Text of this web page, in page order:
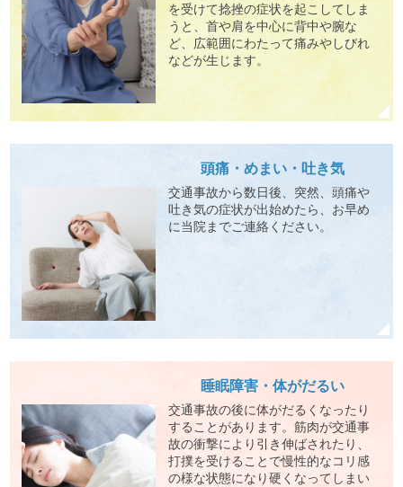
を受けて捻挫の症状を起こしてしま
うと、首や肩を中心に背中や腕な
ど、広範囲にわたって痛みやしびれ
などが生じます。
頭痛・めまい・吐き気
交通事故から数日後、突然、頭痛や
吐き気の症状が出始めたら、お早め
に当院までご連絡ください。
睡眠障害・体がだるい
交通事故の後に体がだるくなったり
することがあります。筋肉が交通事
故の衝撃により引き伸ばされたり、
打撲を受けることで慢性的なコリ感
の様な状態になり硬くなってしまい